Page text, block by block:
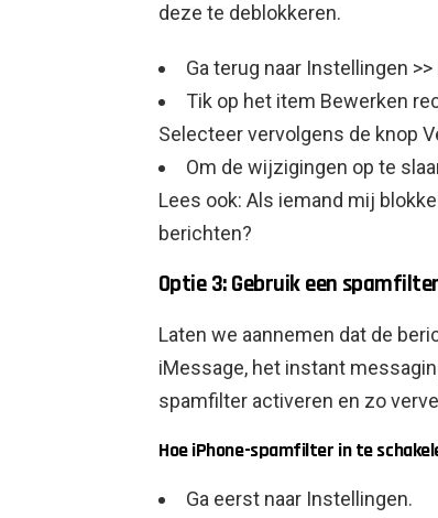
deze te deblokkeren.
Ga terug naar Instellingen
Tik op het item Bewerken
Selecteer vervolgens de knop
Om de wijzigingen op te
Lees ook: Als iemand mij
berichten?
Optie 3: Gebruik een
Laten we aannemen dat de
iMessage, het instant
spamfilter activeren en zo
Hoe iPhone-spamfilter in te
Ga eerst naar Instellingen.